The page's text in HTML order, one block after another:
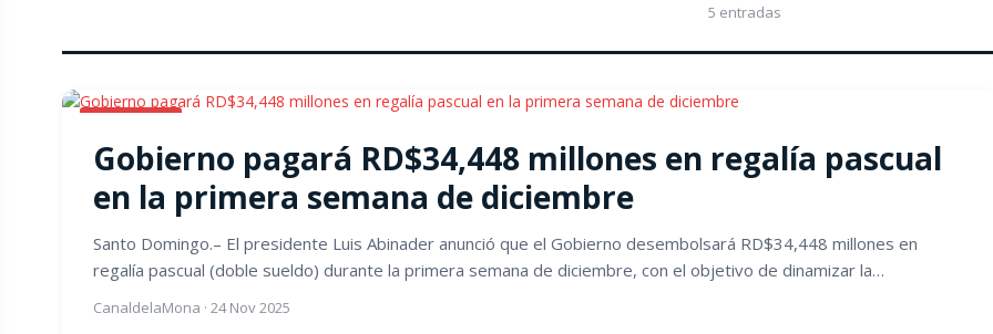
5 entradas
Gobierno pagará RD$34,448 millones en regalía pascual
en la primera semana de diciembre
Santo Domingo.– El presidente Luis Abinader anunció que el Gobierno desembolsará RD$34,448 millones en
regalía pascual (doble sueldo) durante la primera semana de diciembre, con el objetivo de dinamizar la…
CanaldelaMona · 24 Nov 2025